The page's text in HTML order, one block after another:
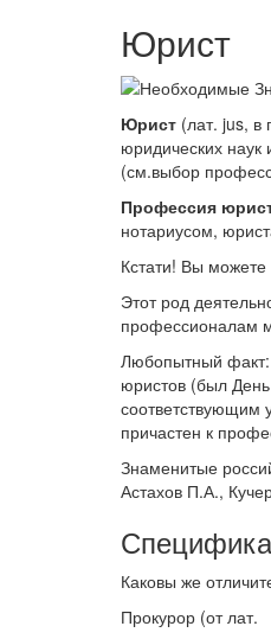
Юрист
Юрист (лат. jus, в
юридических
(см.выбор
Профессия
нотариусом,
Кстати! Вы
Этот род
профессионалам
Любопытный факт:
юристов (был
соответствующим
причастен к
Знаменитые
Астахов П.А.,
Каковы же
Прокурор (от лат.